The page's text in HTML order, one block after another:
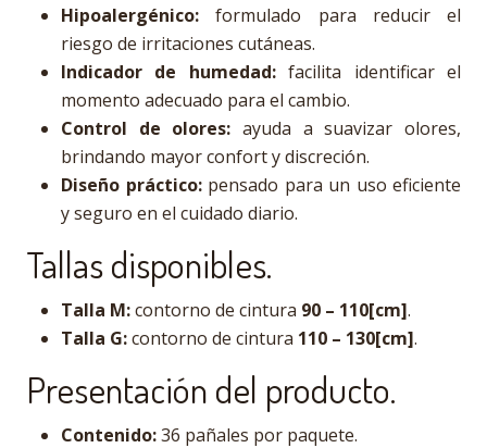
Hipoalergénico: formulado para reducir el
riesgo de irritaciones cutáneas.
Indicador de humedad:facilita identificar el
momento adecuado para el cambio.
Control de olores: ayuda a suavizar olores,
brindando mayor confort y discreción.
Diseño práctico:pensado para un uso eficiente
y seguro en el cuidado diario.
Tallas disponibles.
Talla M:contorno de cintura 90 – 110[cm].
Talla G:contorno de cintura 110 – 130[cm].
Presentación del producto.
Contenido:36 pañales por paquete.